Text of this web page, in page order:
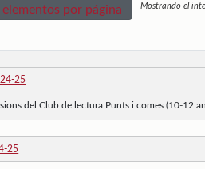
elementos por página Mostrando el
25
del Club de lectura Punts i comes (10-12
25